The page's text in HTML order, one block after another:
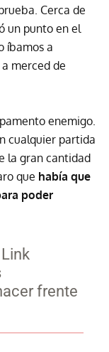
Cerca de
un punto en el
íbamos a
merced de
enemigo.
cualquier partida
la gran cantidad
que había que
poder
frente